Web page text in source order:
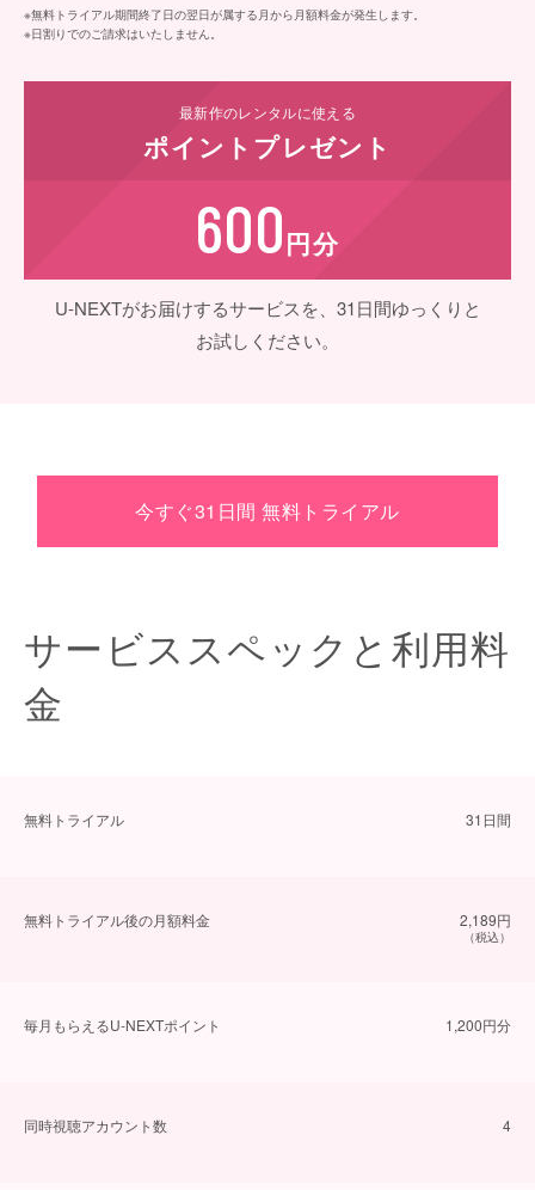
※無料トライアル期間終了日の翌日が属する月から月額料金が発生します。
※日割りでのご請求はいたしません。
最新作のレンタルに使える
ポイント プレゼント
600円分
U-NEXTがお届けするサービスを、31日間ゆっくりと
お試しください。
今すぐ31日間 無料トライアル
サービススペックと利用料
金
無料トライアル 31日間
無料トライアル後の⽉額料金 2,189円
（税込）
毎⽉もらえるU-NEXTポイント 1,200円分
同時視聴アカウント数 4